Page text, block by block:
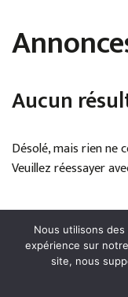
Aucun
Désolé, mais rien ne
Veuillez réessayer
Nous utilisons
expérience sur
site, nous